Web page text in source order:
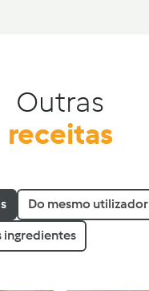
Outras
receitas
Do mesmo utilizador
ingredientes